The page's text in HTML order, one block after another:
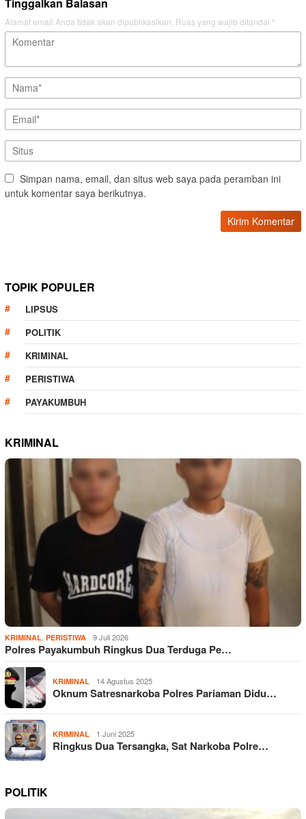
Alamat email Anda tidak akan dipublikasikan. Ruas yang wajib ditandai *
Simpan nama, email, dan situs web saya pada peramban ini
untuk komentar saya berikutnya.
TOPIK POPULER
LIPSUS
POLITIK
KRIMINAL
PERISTIWA
PAYAKUMBUH
KRIMINAL
KRIMINAL PERISTIWA 9 Juli 2026
Polres Payakumbuh Ringkus Dua Terduga Pe…
KRIMINAL 14 Agustus 2025
Oknum Satresnarkoba Polres Pariaman Didu…
KRIMINAL 1 Juni 2025
Ringkus Dua Tersangka, Sat Narkoba Polre…
POLITIK